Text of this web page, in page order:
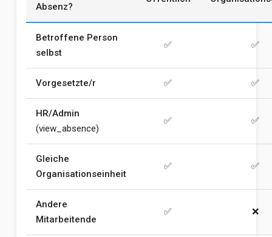
Absenz?
Betroffene Person
selbst
✅ ✅
Vorgesetzte/r ✅ ✅
HR/Admin
(view_absence)
✅ ✅
Gleiche
Organisationseinheit
✅ ✅
Andere
Mitarbeitende
✅ ❌